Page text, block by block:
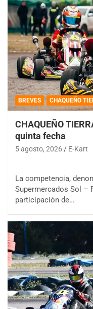
BREVES CHAQUEÑO
CHAQUEÑO
quinta fecha
5 agosto, 2026 E-Kart
La competencia,
Supermercados Sol –
participación de…